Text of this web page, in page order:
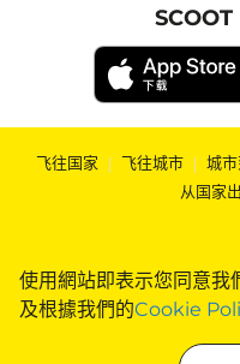
使用網站即表示您同意我
及根據我們的Cookie
飞往国家 | 飞往城市 | 城
从国家